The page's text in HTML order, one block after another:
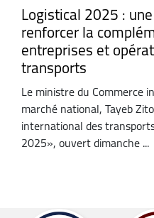
Logistical 2025 :
renforcer la
entreprises et
transports
Le ministre du Commerce
marché national, Tayeb
international des
2025», ouvert dimanche ...